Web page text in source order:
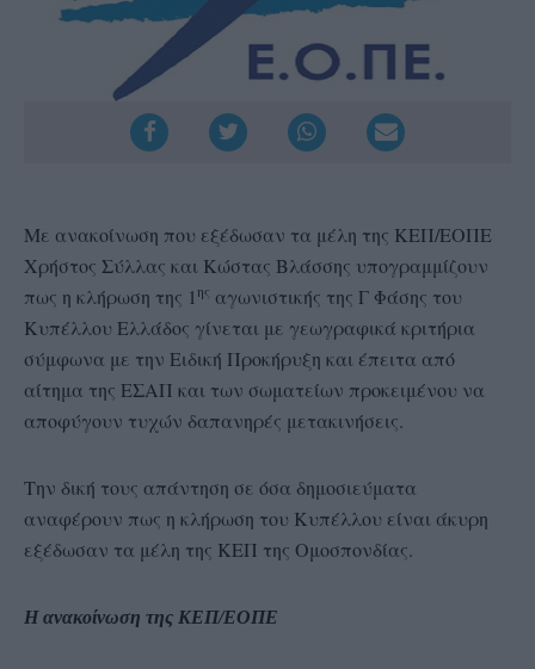
Με ανακοίνωση που εξέδωσαν τα μέλη της ΚΕΠ/ΕΟΠΕ
Χρήστος Σύλλας και Κώστας Βλάσσης υπογραμμίζουν
πως η κλήρωση της 1 ης αγωνιστικής της Γ Φάσης του
Κυπέλλου Ελλάδος γίνεται με γεωγραφικά κριτήρια
σύμφωνα με την Ειδική Προκήρυξη και έπειτα από
αίτημα της ΕΣΑΠ και των σωματείων προκειμένου να
αποφύγουν τυχών δαπανηρές μετακινήσεις.
Την δική τους απάντηση σε όσα δημοσιεύματα
αναφέρουν πως η κλήρωση του Κυπέλλου είναι άκυρη
εξέδωσαν τα μέλη της ΚΕΠ της Ομοσπονδίας.
Η ανακοίνωση της ΚΕΠ/ΕΟΠΕ